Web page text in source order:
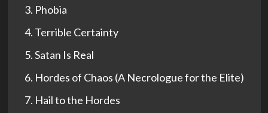
Phobia
Terrible Certainty
Satan Is Real
Hordes of Chaos (A Necrologue for the Elite)
Hail to the Hordes